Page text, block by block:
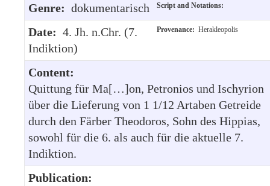
Genre: dokumentarisch Script and Notations:
Date: 4. Jh. n.Chr. (7.
Indiktion)
Provenance: Herakleopolis
Content:
Quittung für Ma[…]on, Petronios und Ischyrion
über die Lieferung von 1 1/12 Artaben Getreide
durch den Färber Theodoros, Sohn des Hippias,
sowohl für die 6. als auch für die aktuelle 7.
Indiktion.
Publication: